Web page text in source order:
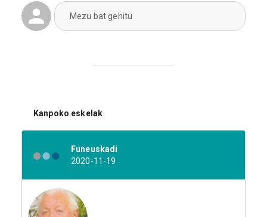
Mezu bat gehitu
Kanpoko eskelak
Funeuskadi
2020-11-19